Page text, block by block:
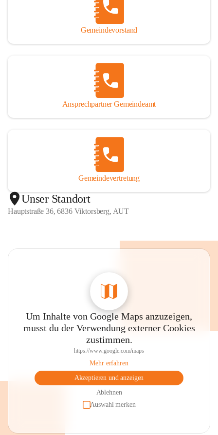
Gemeindevorstand
Ansprechpartner Gemeindeamt
Gemeindevertretung
Unser Standort
Hauptstraße 36, 6836 Viktorsberg, AUT
Um Inhalte von Google Maps anzuzeigen,
musst du der Verwendung externer Cookies
zustimmen.
https://www.google.com/maps
Mehr erfahren
Akzeptieren und anzeigen
Ablehnen
Auswahl merken